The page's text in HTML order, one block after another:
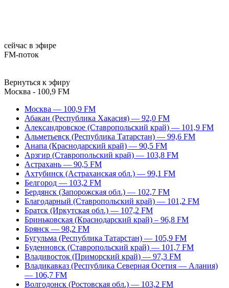
сейчас в эфире
FM-поток
Вернуться к эфиру
Москва - 100,9 FM
Москва — 100,9 FM
Абакан (Республика Хакасия) — 92,0 FM
Александровское (Ставропольский край) — 101,9 FM
Альметьевск (Республика Татарстан) — 99,6 FM
Анапа (Краснодарский край) — 90,5 FM
Арзгир (Ставропольский край) — 103,8 FM
Астрахань — 90,5 FM
Ахтубинск (Астраханская обл.) — 99,1 FM
Белгород — 103,2 FM
Бердянск (Запорожская обл.) — 102,7 FM
Благодарный (Ставропольский край) — 101,2 FM
Братск (Иркутская обл.) — 107,2 FM
Бриньковская (Краснодарский край) – 96,8 FM
Брянск — 98,2 FM
Бугульма (Республика Татарстан) — 105,9 FM
Буденновск (Ставропольский край) — 101,7 FM
Владивосток (Приморский край) — 97,3 FM
Владикавказ (Республика Северная Осетия — Алания)
— 106,7 FM
Волгодонск (Ростовская обл.) — 103,2 FM